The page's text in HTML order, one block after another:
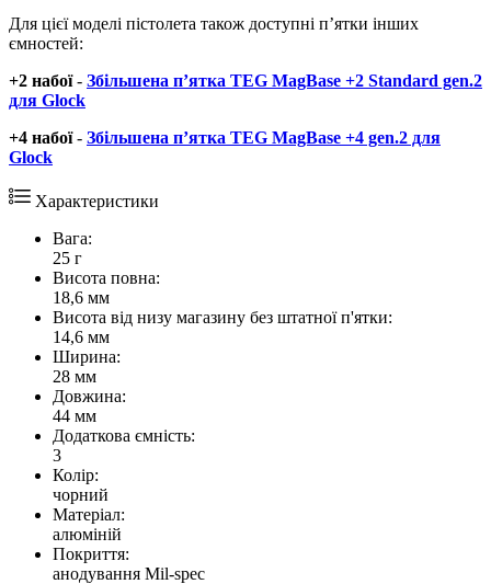
Для цієї моделі пістолета також доступні п’ятки інших
ємностей:
+2 набої- Збільшена п’ятка TEG MagBase +2 Standard gen.2
для Glock
+4 набої- Збільшена п’ятка TEG MagBase +4 gen.2 для
Glock
Характеристики
Вага:
25 г
Висота повна:
18,6 мм
Висота від низу магазину без штатної п'ятки:
14,6 мм
Ширина:
28 мм
Довжина:
44 мм
Додаткова ємність:
3
Колір:
чорний
Матеріал:
алюміній
Покриття:
анодування Mil-spec